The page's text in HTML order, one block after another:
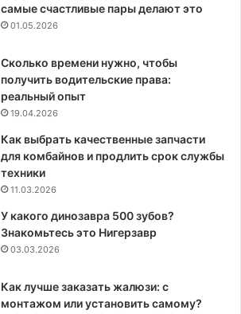
самые счастливые пары делают это
01.05.2026
Сколько времени нужно, чтобы
получить водительские права:
реальный опыт
19.04.2026
Как выбрать качественные запчасти
для комбайнов и продлить срок службы
техники
11.03.2026
У какого динозавра 500 зубов?
Знакомьтесь это Нигерзавр
03.03.2026
Как лучше заказать жалюзи: с
монтажом или установить самому?